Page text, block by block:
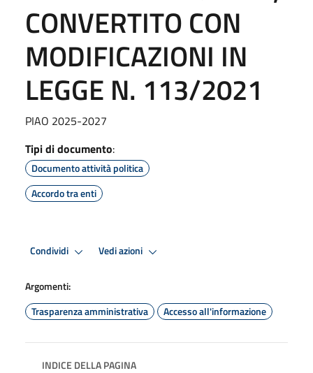
CONVERTITO CON
MODIFICAZIONI IN
LEGGE N. 113/2021
PIAO 2025-2027
Tipi di documento:
Documento attività politica
Accordo tra enti
Condividi Vedi azioni
Argomenti:
Trasparenza amministrativa
Accesso all'informazione
INDICE DELLA PAGINA